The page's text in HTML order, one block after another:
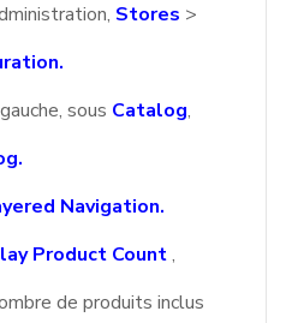
Stores >
sous Catalog,
Navigation.
Product Count,
de produits inclus